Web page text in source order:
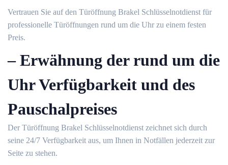
Vertrauen Sie auf den Türöffnung Brakel Schlüsselnotdienst für
professionelle Türöffnungen rund um die Uhr zu einem festen
Preis.​
– Erwähnung der rund um die
Uhr Verfügbarkeit und des
Pauschalpreises
Der Türöffnung Brakel Schlüsselnotdienst zeichnet sich durch
seine 24/7 Verfügbarkeit aus, um Ihnen in Notfällen jederzeit zur
Seite zu stehen.​